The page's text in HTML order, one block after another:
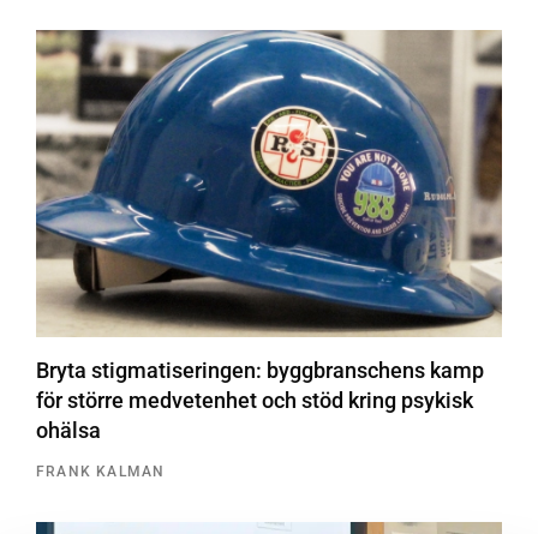
Bryta stigmatiseringen: byggbranschens kamp
för större medvetenhet och stöd kring psykisk
ohälsa
FRANK KALMAN